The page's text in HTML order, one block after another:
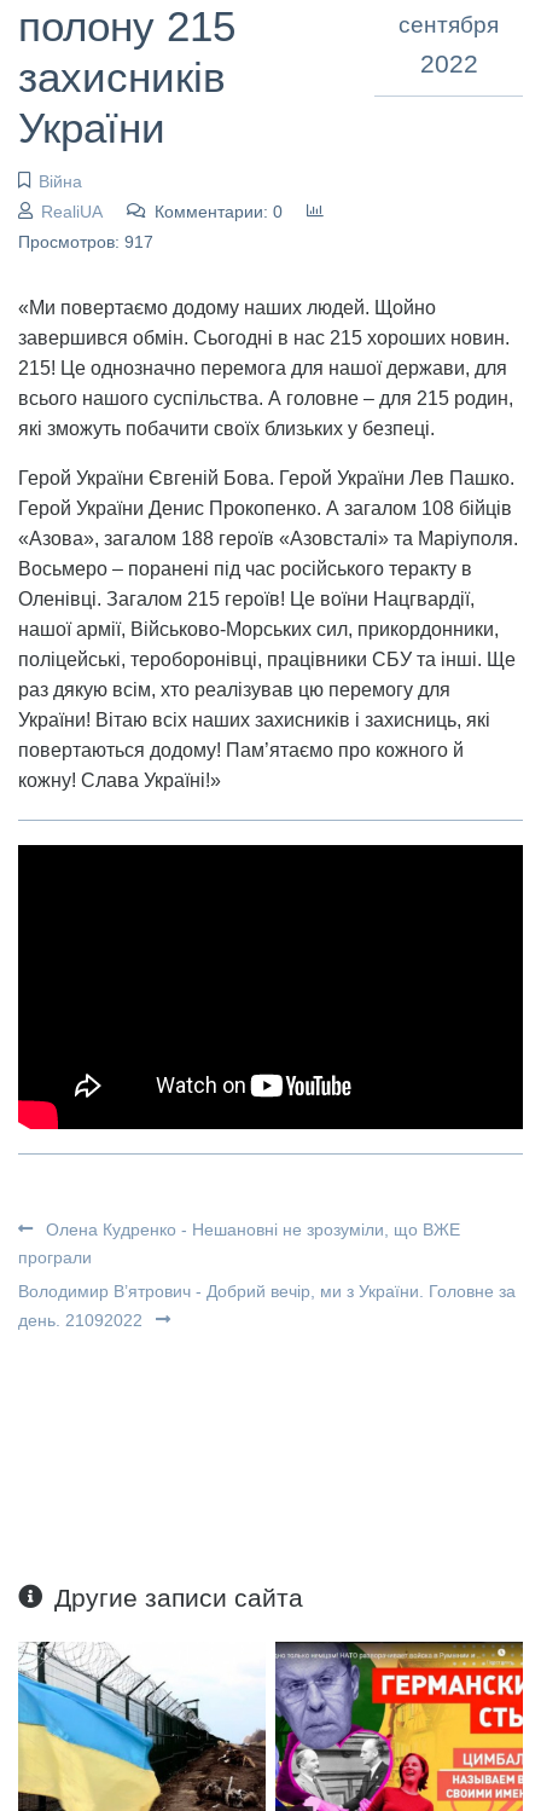
полону 215
захисників
України
Війна
RealiUA
Комментарии: 0
Просмотров: 917
сентября
2022
«Ми повертаємо додому наших людей. Щойно
завершився обмін. Сьогодні в нас 215 хороших новин.
215! Це однозначно перемога для нашої держави, для
всього нашого суспільства. А головне – для 215 родин,
які зможуть побачити своїх близьких у безпеці.
Герой України Євгеній Бова. Герой України Лев Пашко.
Герой України Денис Прокопенко. А загалом 108 бійців
«Азова», загалом 188 героїв «Азовсталі» та Маріуполя.
Восьмеро – поранені під час російського теракту в
Оленівці. Загалом 215 героїв! Це воїни Нацгвардії,
нашої армії, Військово-Морських сил, прикордонники,
поліцейські, тероборонівці, працівники СБУ та інші. Ще
раз дякую всім, хто реалізував цю перемогу для
України! Вітаю всіх наших захисників і захисниць, які
повертаються додому! Пам’ятаємо про кожного й
кожну! Слава Україні!»
Олена Кудренко - Нешановні не зрозуміли, що ВЖЕ
програли
Володимир В’ятрович - Добрий вечір, ми з України. Головне за
день. 21092022
Другие записи сайта